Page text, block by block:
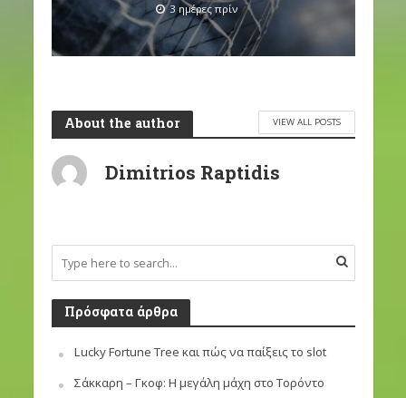
3 ημέρες πρίν
About the author VIEW ALL POSTS
Dimitrios Raptidis
Πρόσφατα άρθρα
Lucky Fortune Tree και πώς να παίξεις το slot
Σάκκαρη – Γκοφ: Η μεγάλη μάχη στο Τορόντο